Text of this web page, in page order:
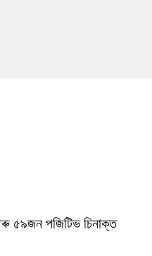
৫৯জন পজিটিভ চিনাক্ত